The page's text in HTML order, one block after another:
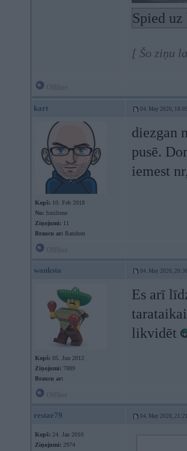
Spied
[ Šo ziņu
kart 04. May 2020,
Kopš: 10. Feb 2018
No: Smiltene
Ziņojumi: 11
Braucu ar: Random
diezgan
pusē.
iemest
wanksta 04. May 2020,
Kopš: 05. Jun 2012
Ziņojumi: 7889
Braucu ar:
Es arī
likvidēt
restar79 04. May 2020,
Kopš: 24. Jan 2010
Ziņojumi: 2974